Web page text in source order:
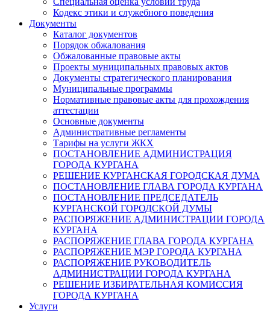
Кодекс этики и служебного поведения
Документы
Каталог документов
Порядок обжалования
Обжалованные правовые акты
Проекты муниципальных правовых актов
Документы стратегического планирования
Муниципальные программы
Нормативные правовые акты для прохождения
аттестации
Основные документы
Административные регламенты
Тарифы на услуги ЖКХ
ПОСТАНОВЛЕНИЕ АДМИНИСТРАЦИЯ
ГОРОДА КУРГАНА
РЕШЕНИЕ КУРГАНСКАЯ ГОРОДСКАЯ ДУМА
ПОСТАНОВЛЕНИЕ ГЛАВА ГОРОДА КУРГАНА
ПОСТАНОВЛЕНИЕ ПРЕДСЕДАТЕЛЬ
КУРГАНСКОЙ ГОРОДСКОЙ ДУМЫ
РАСПОРЯЖЕНИЕ АДМИНИСТРАЦИИ ГОРОДА
КУРГАНА
РАСПОРЯЖЕНИЕ ГЛАВА ГОРОДА КУРГАНА
РАСПОРЯЖЕНИЕ МЭР ГОРОДА КУРГАНА
РАСПОРЯЖЕНИЕ РУКОВОДИТЕЛЬ
АДМИНИСТРАЦИИ ГОРОДА КУРГАНА
РЕШЕНИЕ ИЗБИРАТЕЛЬНАЯ КОМИССИЯ
ГОРОДА КУРГАНА
Услуги